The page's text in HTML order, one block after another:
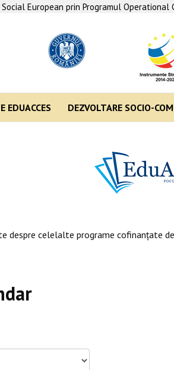
European prin Programul Operational
EDUACCES DEZVOLTARE SOCIO-
despre celelalte programe cofinanţate